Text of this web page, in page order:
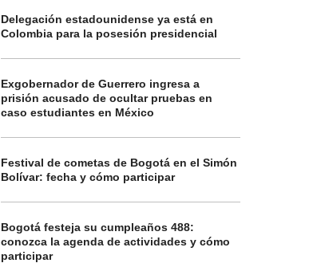
Delegación estadounidense ya está en
Colombia para la posesión presidencial
Exgobernador de Guerrero ingresa a
prisión acusado de ocultar pruebas en
caso estudiantes en México
Festival de cometas de Bogotá en el Simón
Bolívar: fecha y cómo participar
Bogotá festeja su cumpleaños 488:
conozca la agenda de actividades y cómo
participar